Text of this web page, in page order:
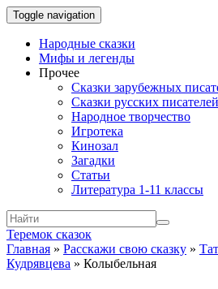
Toggle navigation
Народные сказки
Мифы и легенды
Прочее
Сказки зарубежных
Сказки русских писателей
Народное творчество
Игротека
Кинозал
Загадки
Статьи
Литература 1-11 классы
Теремок сказок
Главная » Расскажи свою сказку »
Кудрявцева » Колыбельная